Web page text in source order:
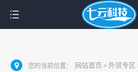
您的当前位置： 网站首页 > 外贸专区